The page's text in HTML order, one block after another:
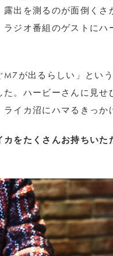
出を測るのが面倒く
ラジオ番組のゲストに
M7が出るらしい」とい
た。ハービーさんに見
イカ沼にハマるきっか
をたくさんお持ちいた